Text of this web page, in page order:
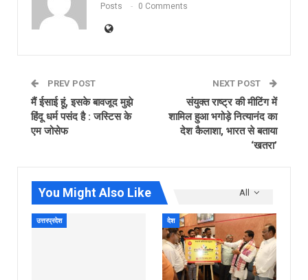
Posts 0 Comments
PREV POST
मैं ईसाई हूं, इसके बावजूद मुझे
हिंदू धर्म पसंद है : जस्टिस के
एम जोसेफ
NEXT POST
संयुक्त राष्ट्र की मीटिंग में
शामिल हुआ भगोड़े नित्‍यानंद का
देश कैलाशा, भारत से बताया
‘खतरा’
All
You Might Also Like
उत्तरप्रदेश देश